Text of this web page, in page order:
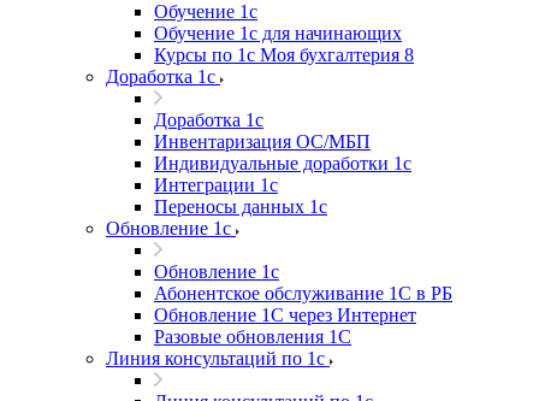
Обучение 1с
Обучение 1с для начинающих
Курсы по 1с Моя бухгалтерия 8
Доработка 1с
Доработка 1с
Инвентаризация ОС/МБП
Индивидуальные доработки 1с
Интеграции 1с
Переносы данных 1с
Обновление 1с
Обновление 1с
Абонентское обслуживание 1С в РБ
Обновление 1С через Интернет
Разовые обновления 1С
Линия консультаций по 1с